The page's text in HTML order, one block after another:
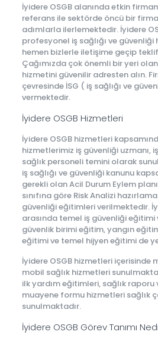
İyidere OSGB alanında etkin
referans ile sektörde öncü bir
adımlarla ilerlemektedir. İyidere
profesyonel iş sağlığı ve güvenliği
hemen bizlerle iletişime geçip
Çağımızda çok önemli bir yeri
hizmetini güvenilir adresten alın.
çevresinde İSG ( iş sağlığı ve
vermektedir.
İyidere OSGB Hizmetleri
İyidere OSGB hizmetleri
hizmetlerimiz iş güvenliği uzmanı,
sağlık personeli temini olarak
iş sağlığı ve güvenliği kanunu
gerekli olan Acil Durum Eylem
sınıfına göre Risk Analizi
güvenliği eğitimleri verilmektedir.
arasında temel iş güvenliği
güvenlik birimi eğitim, yangın
eğitimi ve temel hijyen eğitimi de
İyidere OSGB hizmetleri içerisinde
mobil sağlık hizmetleri
ilk yardım eğitimleri, sağlık raporu
muayene formu hizmetleri sağlık
sunulmaktadır.
İyidere OSGB Görev Tanımı